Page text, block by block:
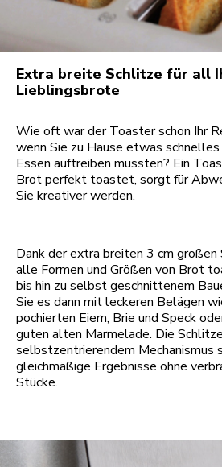
Extra breite Schlitze für all
Lieblingsbrote
Wie oft war der Toaster schon Ihr
wenn Sie zu Hause etwas
Essen auftreiben mussten? Ein
Brot perfekt toastet, sorgt für
Sie kreativer werden.
Dank der extra breiten 3 cm großen
alle Formen und Größen von Brot
bis hin zu selbst geschnittenem
Sie es dann mit leckeren Belägen
pochierten Eiern, Brie und Speck
guten alten Marmelade. Die
selbstzentrierendem Mechanismus
gleichmäßige Ergebnisse ohne
Stücke.